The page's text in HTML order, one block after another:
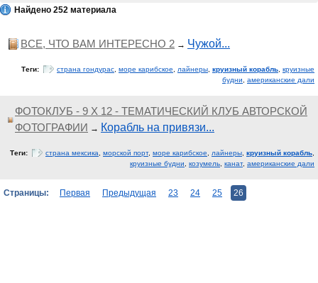
Найдено 252 материала
ВСЕ, ЧТО ВАМ ИНТЕРЕСНО 2 → Чужой...
Теги: страна гондурас море карибское лайнеры круизный корабль круизные
будни
американские дали
ФОТОКЛУБ - 9 Х 12 - ТЕМАТИЧЕСКИЙ КЛУБ АВТОРСКОЙ
ФОТОГРАФИИ → Корабль на привязи...
Теги: страна мексика морской порт, море карибское лайнеры круизный корабль
круизные будни
козумель канат, американские дали
Страницы: Первая Предыдущая 23 24 25 26